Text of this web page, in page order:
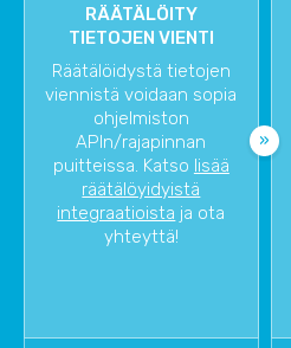
RÄÄTÄLÖITY
TIETOJEN VIENTI
Räätälöidystä tietojen
viennistä voidaan sopia
ohjelmiston
APIn/rajapinnan
puitteissa. Katso lisää
räätälöyidyistä
integraatioista ja ota
yhteyttä!